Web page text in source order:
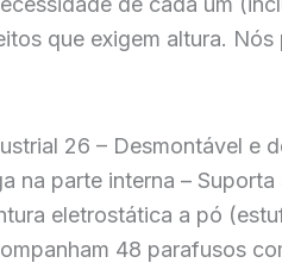
que exigem altura. Nós
26 – Desmontável e
na parte interna –
eletrostática a pó
48 parafusos